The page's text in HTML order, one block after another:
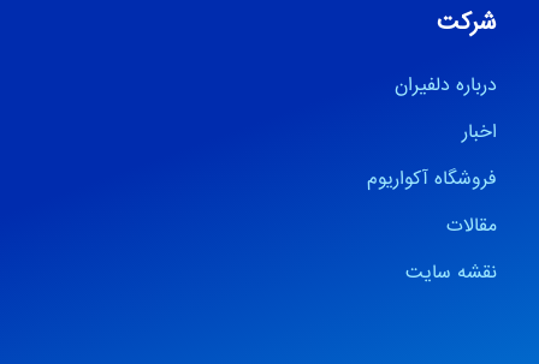
شرکت
درباره دلفیران
اخبار
فروشگاه آکواریوم
مقالات
نقشه سایت